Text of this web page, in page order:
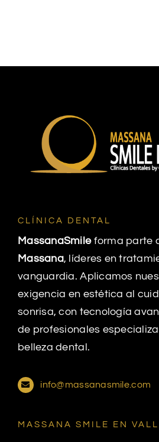
MASSANA SMILE EN
CLÍNICA DENTAL
MassanaSmileforma parte
Massana, líderes en
vanguardia. Aplicamos
exigencia en estética al
sonrisa, con tecnología
de profesionales
belleza dental.
info@massanasmile.com